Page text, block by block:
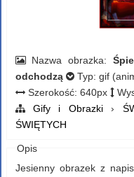
Nazwa obrazka:
odchodzą
Typ: gif
Szerokość: 640px
Gify i Obrazki›
ŚWIĘTYCH
Opis
Jesienny obrazek z